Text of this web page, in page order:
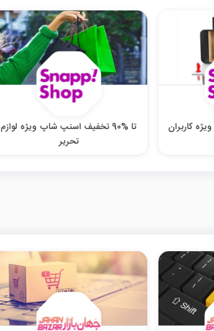
کاربران
تا %90 تخفیف اسنپ شاپ ویژه لوازم‌
تحریر